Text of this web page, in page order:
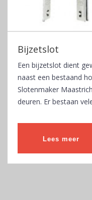
Bijzetslot
Een bijzetslot dient
naast een bestaand
Slotenmaker
deuren. Er bestaan
Lees meer